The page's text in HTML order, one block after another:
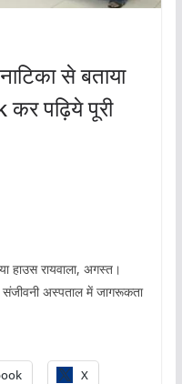
से बताया
पढ़िये पूरी
हाउस रायवाला, अगस्त।
संजीवनी अस्पताल में जागरूकता
X